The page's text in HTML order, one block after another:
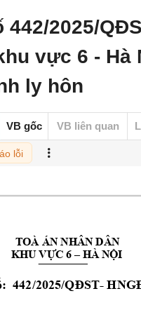
2025/
vực 6 - Hà
ly hôn
VB gốc VB liên quan
lỗi
TOÀ ÁN NHÂN DÂN
KHU VỰC 6 – HÀ NỘI
: 442/2025/QĐST-